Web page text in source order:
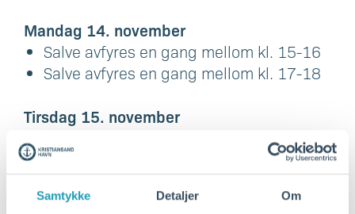
Samtykke Detaljer Om
Mandag 14. november
Salve avfyres en gang mellom kl. 15-16
Salve avfyres en gang mellom kl. 17-18
Tirsdag 15. november
Salve avfyres en gang mellom kl. 09-10
Salve avfyres en gang mellom kl. 11-12
Salve avfyres en gang mellom kl. 15-16
Salve avfyres en gang mellom kl. 17-18